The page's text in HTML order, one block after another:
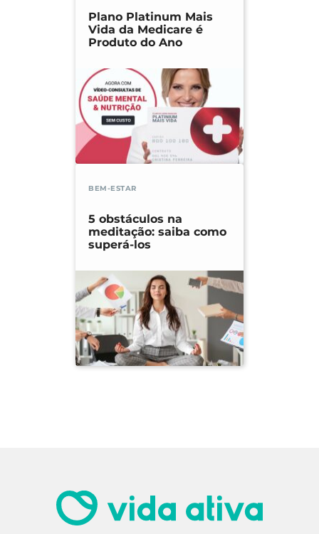
Plano Platinum Mais
Vida da Medicare é
Produto do Ano
BEM-ESTAR
5 obstáculos na
meditação: saiba como
superá-los